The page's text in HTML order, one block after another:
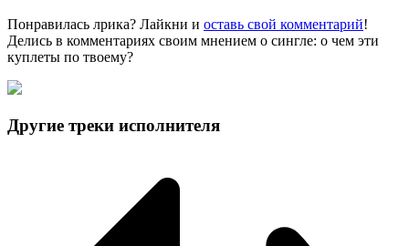
Понравилась лрика? Лайкни и оставь свой комментарий!
Делись в комментариях своим мнением о сингле: о чем эти
куплеты по твоему?
Другие треки исполнителя